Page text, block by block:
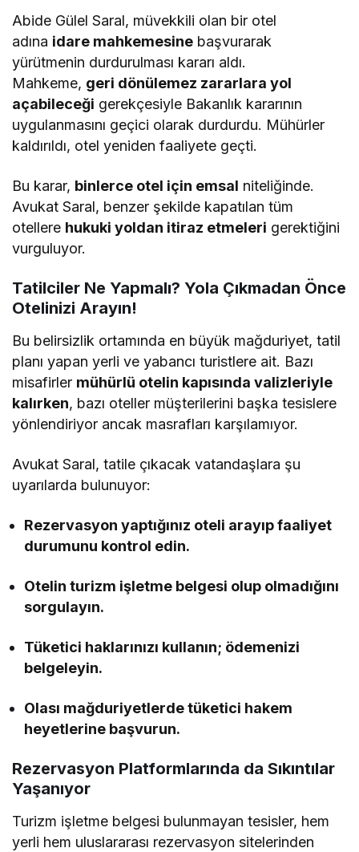
Abide Gülel Saral, müvekkili olan bir otel
adına idare mahkemesine başvurarak
yürütmenin durdurulması kararı aldı.
Mahkeme, geri dönülemez zararlara yol
açabileceği gerekçesiyle Bakanlık kararının
uygulanmasını geçici olarak durdurdu. Mühürler
kaldırıldı, otel yeniden faaliyete geçti.
Bu karar, binlerce otel için emsal niteliğinde.
Avukat Saral, benzer şekilde kapatılan tüm
otellere hukuki yoldan itiraz etmeleri gerektiğini
vurguluyor.
Tatilciler Ne Yapmalı? Yola Çıkmadan Önce
Otelinizi Arayın!
Bu belirsizlik ortamında en büyük mağduriyet, tatil
planı yapan yerli ve yabancı turistlere ait. Bazı
misafirler mühürlü otelin kapısında valizleriyle
kalırken, bazı oteller müşterilerini başka tesislere
yönlendiriyor ancak masrafları karşılamıyor.
Avukat Saral, tatile çıkacak vatandaşlara şu
uyarılarda bulunuyor:
Rezervasyon yaptığınız oteli arayıp faaliyet
durumunu kontrol edin.
Otelin turizm işletme belgesi olup olmadığını
sorgulayın.
Tüketici haklarınızı kullanın; ödemenizi
belgeleyin.
Olası mağduriyetlerde tüketici hakem
heyetlerine başvurun.
Rezervasyon Platformlarında da Sıkıntılar
Yaşanıyor
Turizm işletme belgesi bulunmayan tesisler, hem
yerli hem uluslararası rezervasyon sitelerinden